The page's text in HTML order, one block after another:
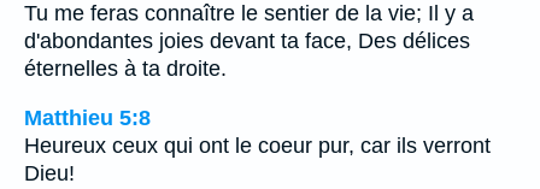
Tu me feras connaître le sentier de la vie; Il y a
d'abondantes joies devant ta face, Des délices
éternelles à ta droite.
Matthieu 5:8
Heureux ceux qui ont le coeur pur, car ils verront
Dieu!